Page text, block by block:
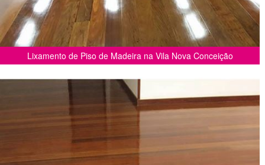
Lixamento de Piso de Madeira na Vila Nova Conceição